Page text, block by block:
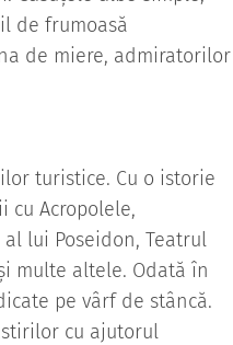
de frumoasă
de miere, admiratorilor
turistice. Cu o istorie
cu Acropolele,
lui Poseidon, Teatrul
multe altele. Odată în
pe vârf de stâncă.
cu ajutorul